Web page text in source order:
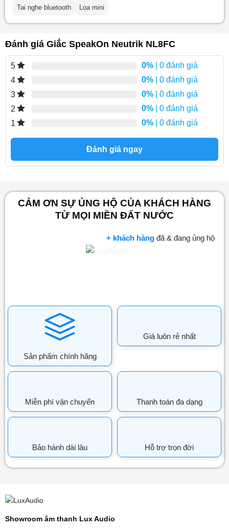
Tai nghe bluetooth
Loa mini
Đánh giá Giắc SpeakOn Neutrik NL8FC
5 0% | 0 đánh giá
4
0% | 0 đánh giá
3
0% | 0 đánh giá
2
0% | 0 đánh giá
1
0% | 0 đánh giá
Đánh giá ngay
CẢM ƠN SỰ ỦNG HỘ CỦA KHÁCH HÀNG
TỪ MỌI MIỀN ĐẤT NƯỚC
+ khách hàng đã & đang ủng hộ
Sản phẩm chính hãng
Giá luôn rẻ nhất
Miễn phí vận chuyển Thanh toán đa dạng
Bảo hành dài lâu Hỗ trợ trọn đời
Showroom âm thanh Lux Audio